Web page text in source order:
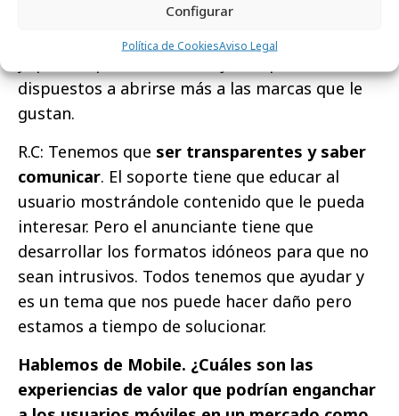
Configurar
Política de CookiesAviso Legal
. Sin embargo, siendo conscientes de
que uno puede manejar su información digital
dispuestos a abrirse más a las marcas que le
gustan.
R.C: Tenemos que ser transparentes y saber
comunicar. El soporte tiene que educar al
usuario mostrándole contenido que le pueda
interesar. Pero el anunciante tiene que
desarrollar los formatos idóneos para que no
sean intrusivos. Todos tenemos que ayudar y
es un tema que nos puede hacer daño pero
estamos a tiempo de solucionar.
Hablemos de Mobile. ¿Cuáles son las
experiencias de valor que podrían enganchar